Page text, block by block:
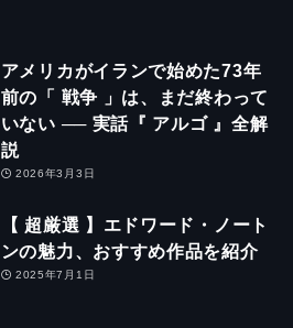
アメリカがイランで始めた73年
前の「 戦争 」は、まだ終わって
いない ── 実話『 アルゴ 』全解
説
2026年3月3日
【 超厳選 】エドワード・ノート
ンの魅力、おすすめ作品を紹介
2025年7月1日